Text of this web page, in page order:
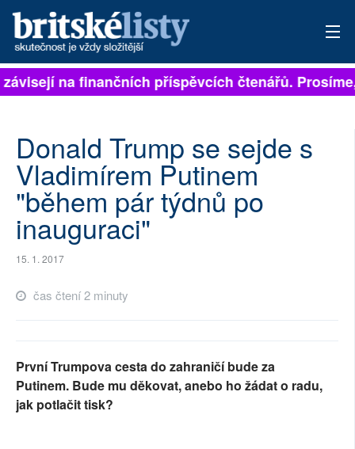
PŘIHLÁSIT
ARCHIV
ROZHOVORY
TÉMATA
NEJČTENĚJŠÍ ZA 7 DNÍ
AUTOŘI
SOCIÁLNÍ SÍTĚ
RUBRIKY
na finančních příspěvcích čtenářů.
Donald Trump se sejde s
Vladimírem Putinem
"během pár týdnů po
inauguraci"
15. 1. 2017
čas čtení 2 minuty
První Trumpova cesta do zahraničí bude za
Putinem. Bude mu děkovat, anebo ho žádat o radu,
jak potlačit tisk?